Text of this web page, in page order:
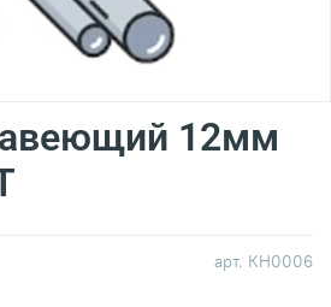
арт. КН0006
12мм